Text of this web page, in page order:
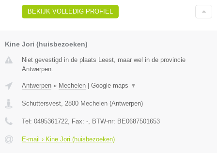
BEKIJK VOLLEDIG PROFIEL
Kine Jori (huisbezoeken)
Niet gevestigd in de plaats Leest, maar wel in de provincie
Antwerpen.
Antwerpen » Mechelen Google maps ▼
Schuttersvest, 2800 Mechelen (Antwerpen)
Tel: 0495361722, Fax: -, BTW-nr: BE0687501653
E-mail › Kine Jori (huisbezoeken)